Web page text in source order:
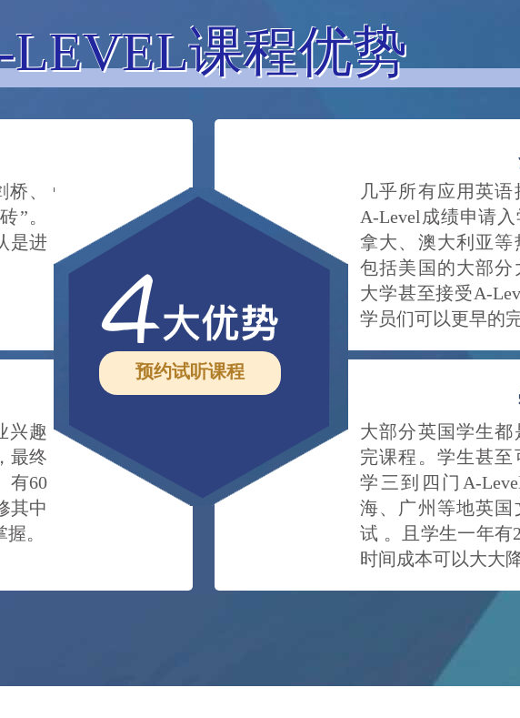
LEVEL课程优势
、
”。
是进
几乎所有应用英
A-Level成绩申请
拿大、澳大利亚
包括美国的大部
大学甚至接受A-
学员们可以更早的
兴趣
最终
有60
其中
。
大部分英国学生
完课程。学生甚至
学三到四门A-
海、广州等地英
试 。且学生一年有
时间成本可以大大降
预约试听课程